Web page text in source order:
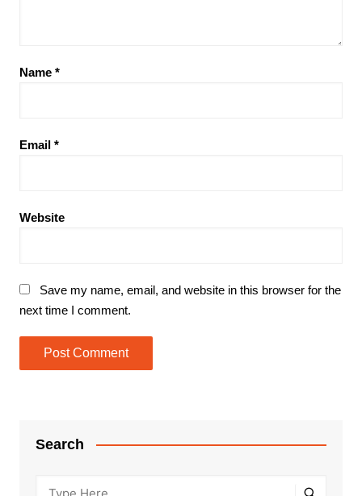
Name *
Email *
Website
Save my name, email, and website in this browser for the
next time I comment.
Search